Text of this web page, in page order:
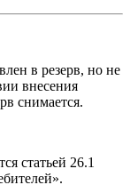
в резерв, но не
внесения
снимается.
статьей 26.1